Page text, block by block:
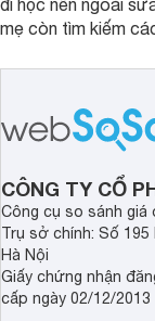
đi học nên ngoài
mẹ còn tìm kiếm
trẻ. Dưới đây là 7
1 tuổi tốt mà mẹ
CÔNG TY CỔ
Công cụ so sánh giá
Trụ sở chính: Số 195
Hà Nội
Giấy chứng nhận
cấp ngày 02/12/2013